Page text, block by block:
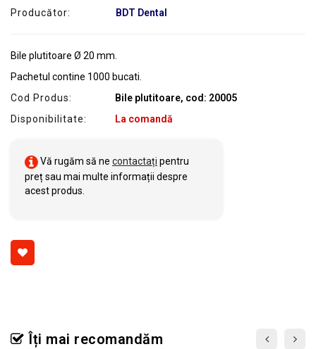
Producător: BDT Dental
Bile plutitoare Ø 20 mm.
Pachetul contine 1000 bucati.
Cod Produs:
Bile plutitoare, cod: 20005
Disponibilitate:
La comandă
Vă rugăm să ne contactați pentru
preț sau mai multe informații despre
acest produs.
Îți mai recomandăm